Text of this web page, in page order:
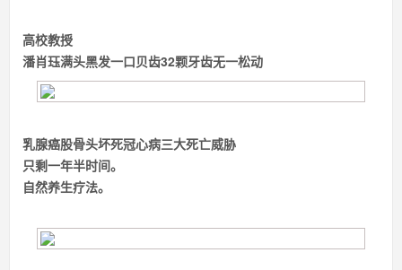
高校教授
潘肖珏满头黑发一口贝齿32颗牙齿无一松动
乳腺癌股骨头坏死冠心病三大死亡威胁
只剩一年半时间。
自然养生疗法。